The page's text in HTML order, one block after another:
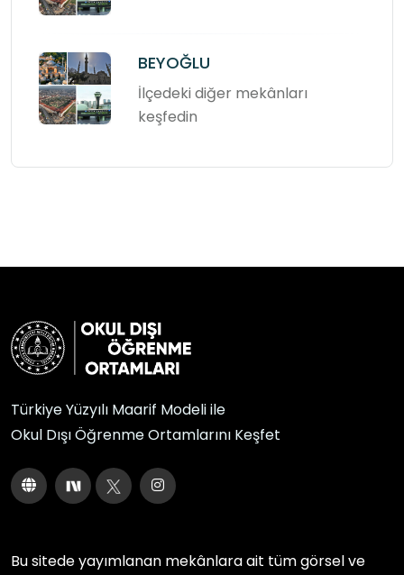
BEYOĞLU
İlçedeki diğer mekânları
keşfedin
Türkiye Yüzyılı Maarif Modeli ile
Okul Dışı Öğrenme Ortamlarını Keşfet
Bu sitede yayımlanan mekânlara ait tüm görsel ve